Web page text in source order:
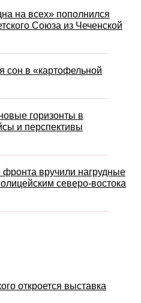
на всех» пополнился
Союза из Чеченской
сон в «картофельной
горизонты в
и перспективы
вручили нагрудные
северо-востока
откроется выставка